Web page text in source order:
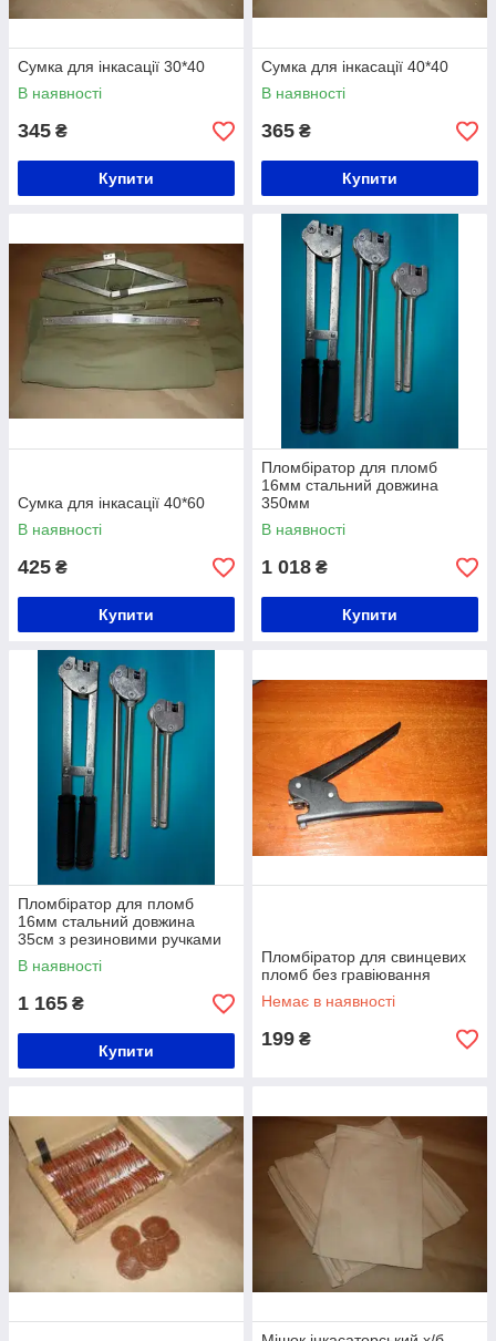
Сумка для інкасації 30*40
В наявності
345 ₴
Купити
Сумка для інкасації 40*40
В наявності
365 ₴
Купити
Сумка для інкасації 40*60
В наявності
425 ₴
Купити
Пломбіратор для пломб
16мм стальний довжина
350мм
В наявності
1 018 ₴
Купити
Пломбіратор для пломб
16мм стальний довжина
35см з резиновими ручками
В наявності
1 165 ₴
Купити
Пломбіратор для свинцевих
пломб без гравіювання
Немає в наявності
199 ₴